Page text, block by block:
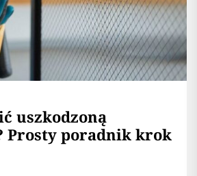
uszkodzoną
Prosty poradnik krok